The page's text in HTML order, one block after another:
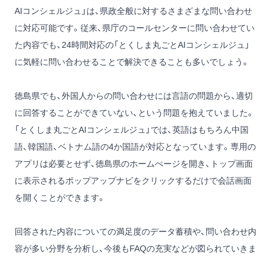
AIコンシェルジュ」は、県政全般に対するさまざまな問い合わせ
に対応可能です。従来、県庁のコールセンターに問い合わせてい
た内容でも、24時間対応の「とくしま丸ごとAIコンシェルジュ」
に気軽に問い合わせることで解決できることも多いでしょう。
徳島県でも、外国人からの問い合わせには言語の問題から、適切
に回答することができていない、という問題を抱えていました。
「とくしま丸ごとAIコンシェルジュ」では、英語はもちろん中国
語、韓国語、ベトナム語の4か国語が対応となっています。専用の
アプリは必要とせず、徳島県のホームぺージを開き、トップ画面
に表示されるポップアップナビをクリックするだけで会話画面
を開くことができます。
回答された内容についての満足度のデータ蓄積や、問い合わせ内
容が多い分野を分析し、今後もFAQの充実などが図られていきま